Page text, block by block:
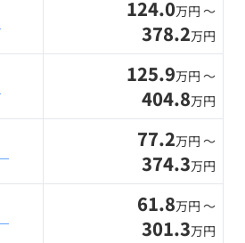
124.0万円 〜
378.2万円
125.9万円 〜
404.8万円
77.2万円 〜
374.3万円
61.8万円 〜
301.3万円